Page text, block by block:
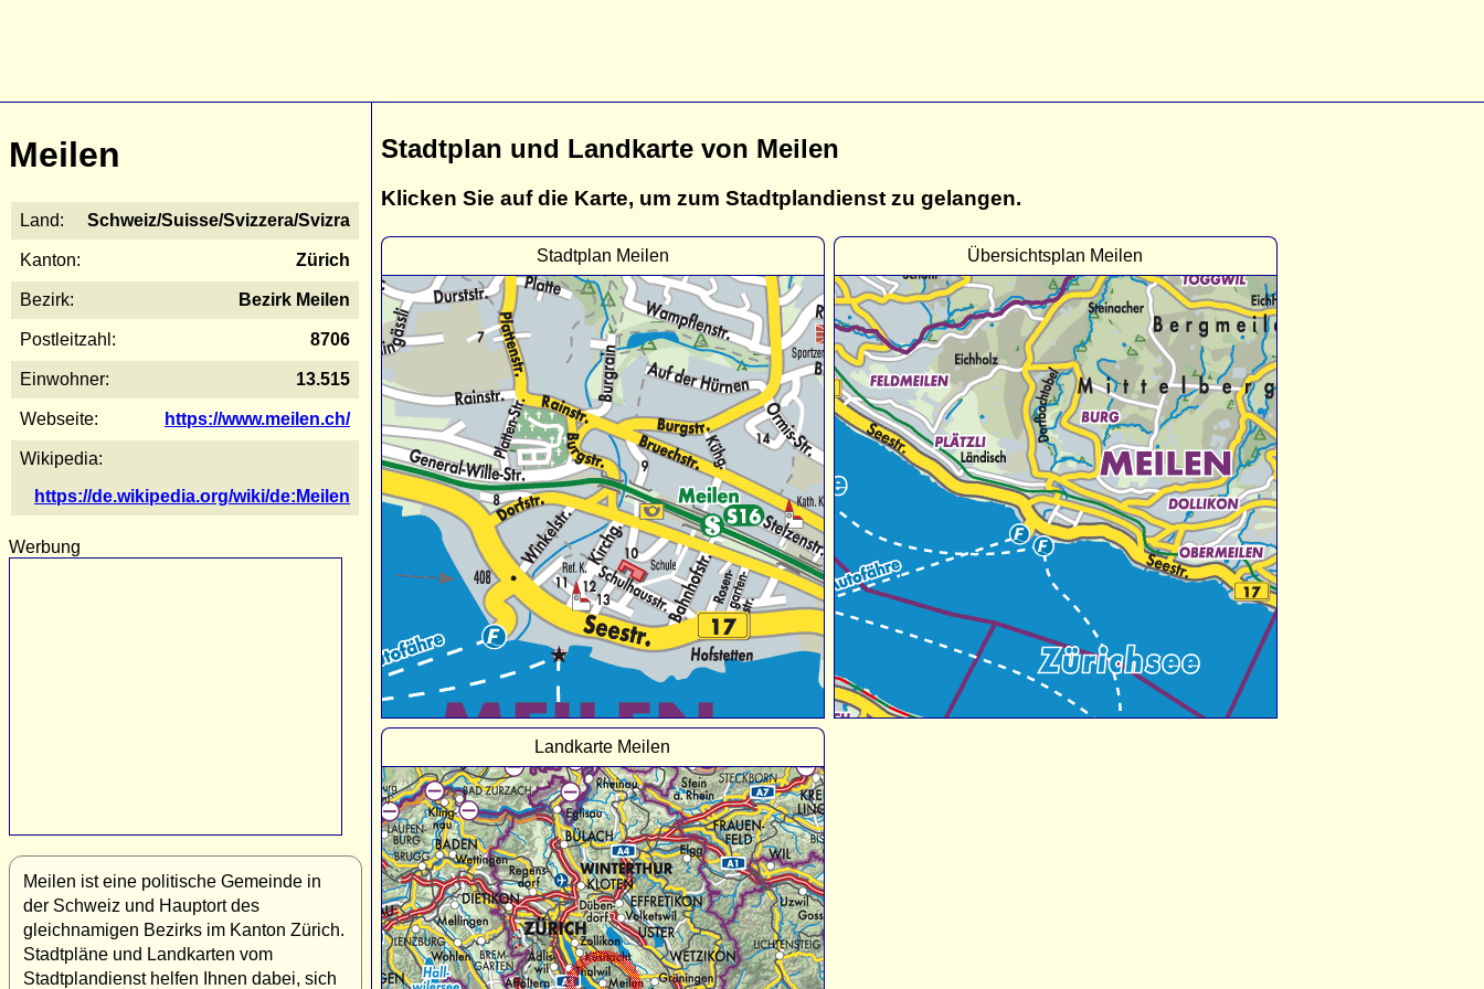
Meilen
Land: Schweiz/Suisse/Svizzera/Svizra
Kanton: Zürich
Bezirk: Bezirk Meilen
Postleitzahl: 8706
Einwohner: 13.515
Webseite: https://www.meilen.ch/
Wikipedia:
https://de.wikipedia.org/wiki/de:Meilen
Werbung
Meilen ist eine politische Gemeinde in
der Schweiz und Hauptort des
gleichnamigen Bezirks im Kanton Zürich.
Stadtpläne und Landkarten vom
Stadtplandienst helfen Ihnen dabei, sich
Stadtplan und Landkarte von Meilen
Klicken Sie auf die Karte, um zum Stadtplandienst zu gelangen.
Stadtplan Meilen Übersichtsplan Meilen
Landkarte Meilen